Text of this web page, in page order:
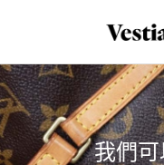
我們可